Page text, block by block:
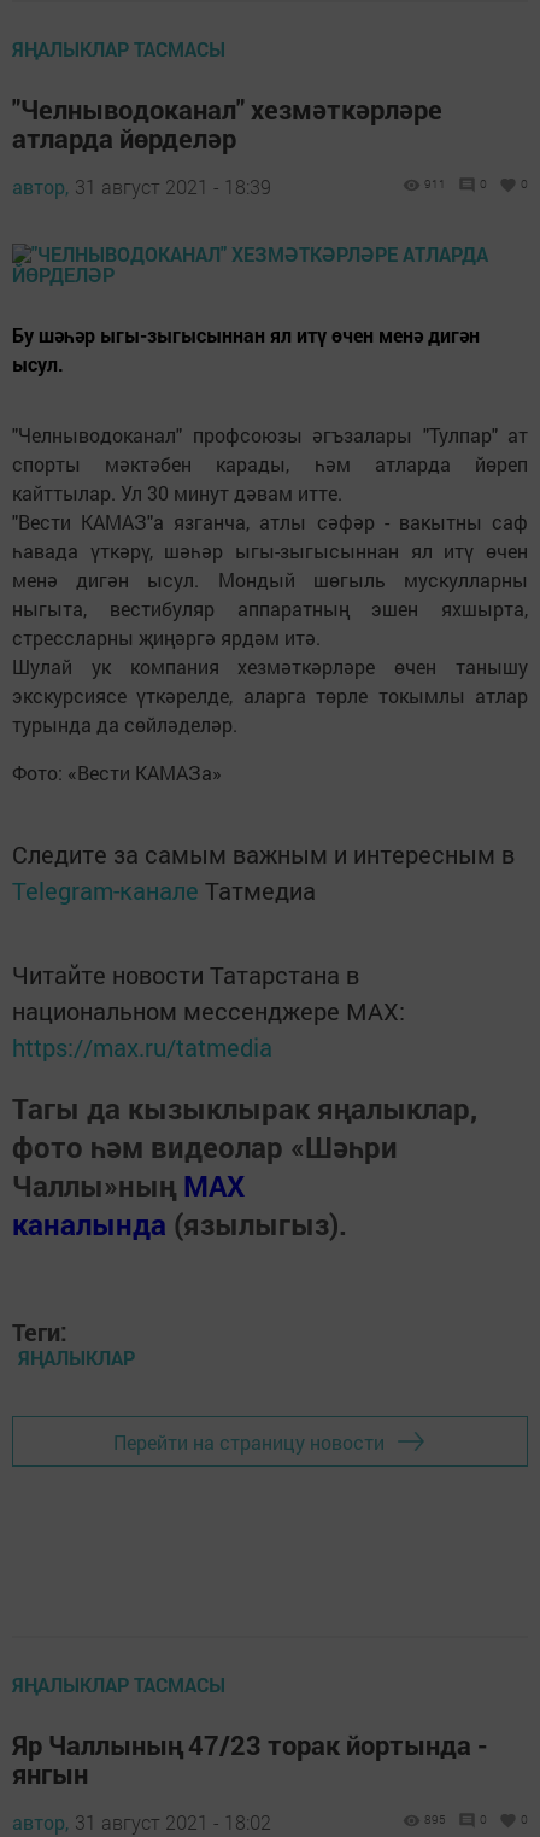
ЯҢАЛЫКЛАР ТАСМАСЫ
"Челныводоканал" хезмәткәрләре
атларда йөрделәр
автор, 31 август 2021 - 18:39 911 0 0
Бу шәһәр ыгы-зыгысыннан ял итү өчен менә дигән
ысул.
"Челныводоканал" профсоюзы әгъзалары "Тулпар" ат
спорты мәктәбен карады, һәм атларда йөреп
кайттылар. Ул 30 минут дәвам итте.
"Вести КАМАЗ"а язганча, атлы сәфәр - вакытны саф
һавада үткәрү, шәһәр ыгы-зыгысыннан ял итү өчен
менә дигән ысул. Мондый шөгыль мускулларны
ныгыта, вестибуляр аппаратның эшен яхшырта,
стрессларны җиңәргә ярдәм итә.
Шулай ук компания хезмәткәрләре өчен танышу
экскурсиясе үткәрелде, аларга төрле токымлы атлар
турында да сөйләделәр.
Фото: «Вести КАМАЗа»
Следите за самым важным и интересным в
Telegram-канале Татмедиа
Читайте новости Татарстана в
национальном мессенджере MАХ:
https://max.ru/tatmedia
Тагы да кызыклырак яңалыклар,
фото һәм видеолар «Шәһри
Чаллы»ның MAX
каналында (язылыгыз).
Теги:
ЯҢАЛЫКЛАР
Перейти на страницу новости
ЯҢАЛЫКЛАР ТАСМАСЫ
Яр Чаллының 47/23 торак йортында -
янгын
автор, 31 август 2021 - 18:02 895 0 0